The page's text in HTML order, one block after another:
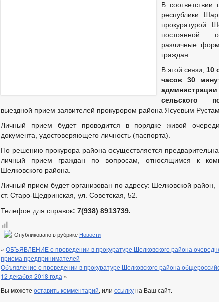
В соответствии
республики
прокуратурой
постоянной
различные
граждан.
В этой связи, 10
часов 30
сельского
выездной прием заявителей прокурором района Ясуевым
Личный прием будет проводится в порядке живой
документа, удостоверяющего личность (паспорта).
По решению прокурора района осуществляется
личный прием граждан по вопросам, относящимся к
Шелковского района.
Личный прием будет организован по адресу: Шелковской район,
ст. Старо-Щедринская, ул. Советская, 52.
Телефон для справок: 7(938) 8913739.
Опубликовано в рубрике Новости
« ОБЪЯВЛЕНИЕ о проведении в прокуратуре Шелковского района
приема предпринимателей
Объявление о проведении в прокуратуре Шелковского района
12 декабря 2018 года »
Вы можете оставить комментарий, или ссылкуна Ваш сайт.